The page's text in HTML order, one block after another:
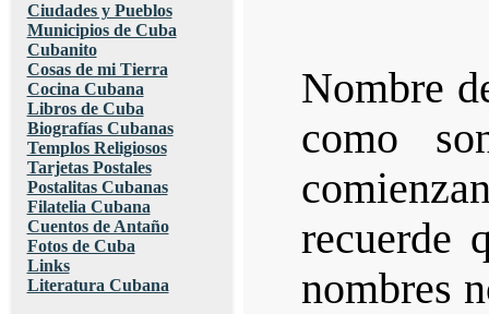
Ciudades y Pueblos
Municipios de Cuba
Cubanito
Cosas de mi Tierra
Cocina Cubana
Libros de Cuba
Biografías Cubanas
Templos Religiosos
Tarjetas Postales
Postalitas Cubanas
Filatelia Cubana
Cuentos de Antaño
Fotos de Cuba
Links
Literatura Cubana
Nombre
como
recuerde
nombres